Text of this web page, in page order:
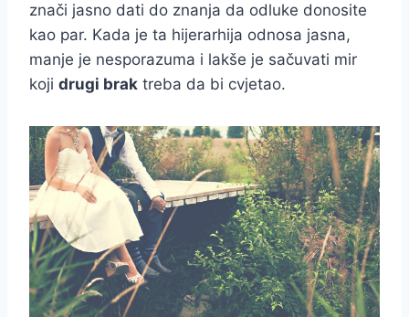
znači jasno dati do znanja da odluke donosite
kao par. Kada je ta hijerarhija odnosa jasna,
manje je nesporazuma i lakše je sačuvati mir
koji drugi brak treba da bi cvjetao.